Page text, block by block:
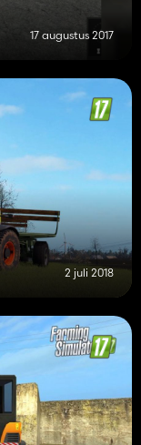
17 augustus 2017
2 juli 2018